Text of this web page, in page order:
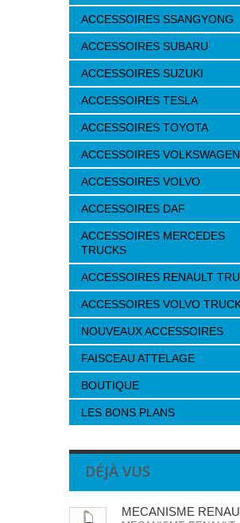
ACCESSOIRES SSANGYONG
ACCESSOIRES SUBARU
ACCESSOIRES SUZUKI
ACCESSOIRES TESLA
ACCESSOIRES TOYOTA
ACCESSOIRES VOLKSWAGEN
ACCESSOIRES VOLVO
ACCESSOIRES DAF
ACCESSOIRES MERCEDES
TRUCKS
ACCESSOIRES RENAULT
ACCESSOIRES VOLVO
NOUVEAUX ACCESSOIRES
FAISCEAU ATTELAGE
BOUTIQUE
LES BONS PLANS
DÉJÀ VUS
MECANISME